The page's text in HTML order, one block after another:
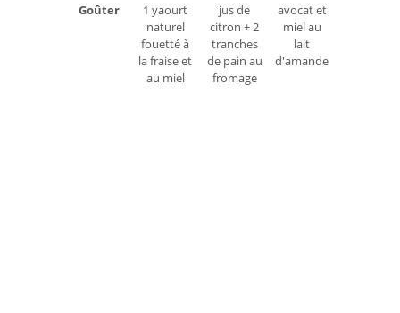
Goûter
1 yaourt
naturel
fouetté à
la fraise et
au miel
jus de
citron + 2
tranches
de pain au
fromage
avocat et
miel au
lait
d'amande